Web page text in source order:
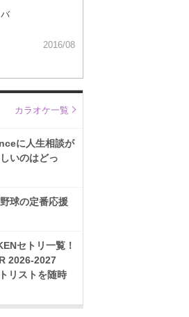
2016/08
カラオケ一覧
に人生相談が
いのはどっ
球の定番応援
セトリ一覧！
2026-2027
リストを随時